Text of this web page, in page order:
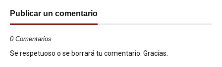
Publicar un comentario
0 Comentarios
Se respetuoso o se borrará tu comentario. Gracias.